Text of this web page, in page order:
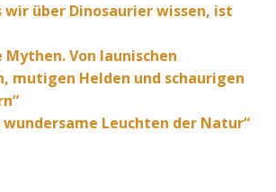
wir über Dinosaurier wissen, ist
Mythen. Von launischen
mutigen Helden und schaurigen
wundersame Leuchten der Natur“